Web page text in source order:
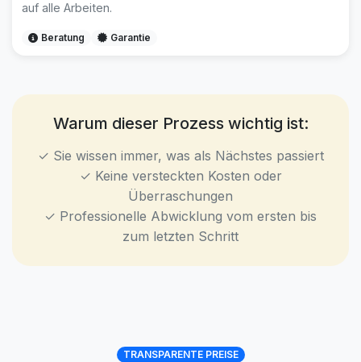
auf alle Arbeiten.
Beratung Garantie
Warum dieser Prozess wichtig ist:
✓ Sie wissen immer, was als Nächstes passiert
✓ Keine versteckten Kosten oder
Überraschungen
✓ Professionelle Abwicklung vom ersten bis
zum letzten Schritt
TRANSPARENTE PREISE